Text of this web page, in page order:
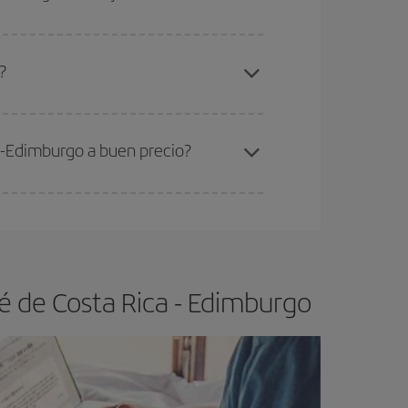
horarios
puede que te hagan ahorrar aún
José de Costa Rica-Edimburgo-dest
a buen precio?
Costa Rica - Edimburgo